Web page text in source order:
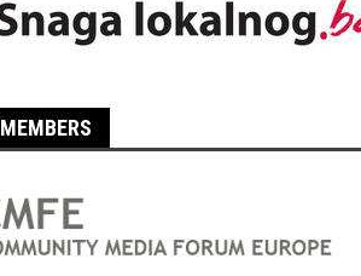
MEMBERS